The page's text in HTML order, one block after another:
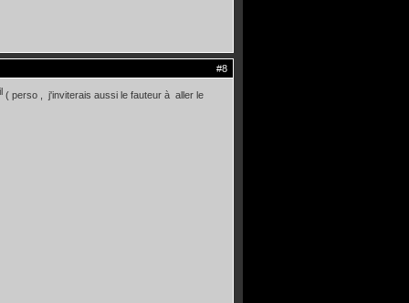
#8
( perso , j'inviterais aussi le fauteur à aller le